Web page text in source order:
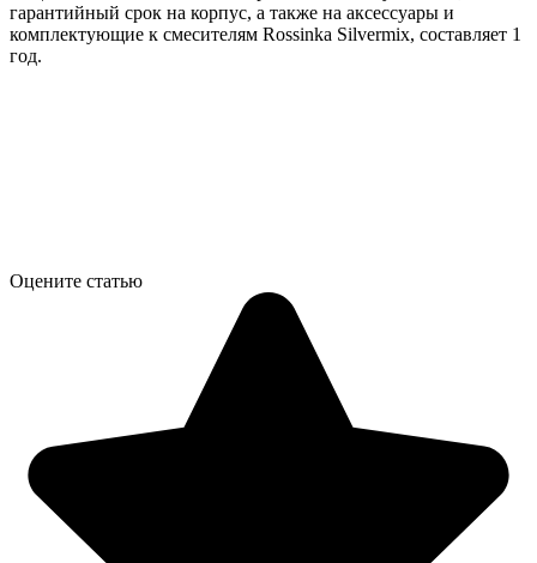
гарантийный срок на корпус, а также на аксессуары и
комплектующие к смесителям Rossinka Silvermix, составляет 1
год.
Оцените статью